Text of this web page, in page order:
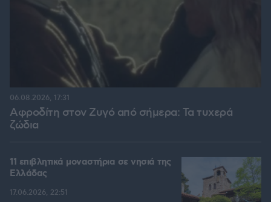
Αφροδίτη στον Ζυγό από σήμερα: Τα τυχερά
ζώδια
06.08.2026, 17:31
11 επιβλητικά μοναστήρια σε νησιά της
Ελλάδας
17.06.2026, 22:51